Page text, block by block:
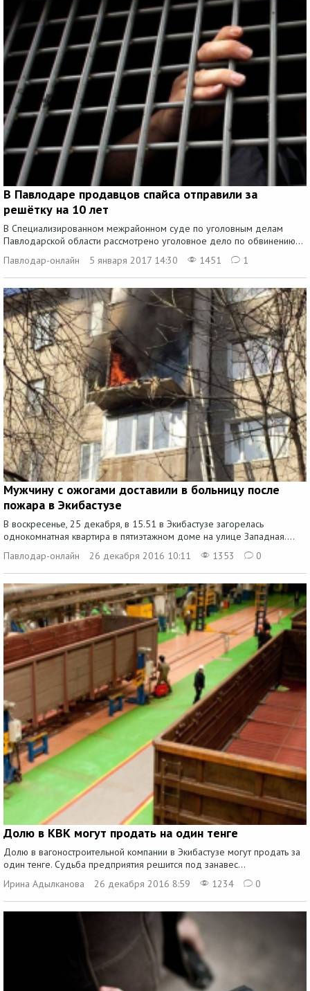
В Павлодаре продавцов спайса отправили за
решётку на 10 лет
В Специализированном межрайонном суде по уголовным делам
Павлодарской области рассмотрено уголовное дело по обвинению...
Павлодар-онлайн
5 января 2017 14:30 1451 1
Мужчину с ожогами доставили в больницу после
пожара в Экибастузе
В воскресенье, 25 декабря, в 15.51 в Экибастузе загорелась
однокомнатная квартира в пятиэтажном доме на улице Западная....
Павлодар-онлайн
26 декабря 2016 10:11 1353 0
Долю в КВК могут продать на один тенге
Долю в вагоностроительной компании в Экибастузе могут продать за
один тенге. Судьба предприятия решится под занавес...
Ирина Адылканова
26 декабря 2016 8:59 1234 0